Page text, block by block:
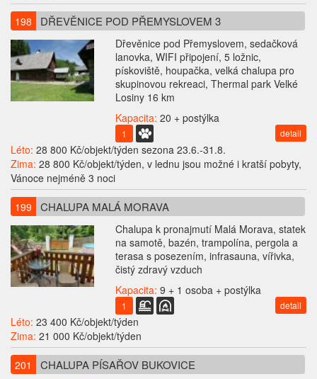
198 DŘEVĚNICE POD PŘEMYSLOVEM 3
Dřevěnice pod Přemyslovem, sedačková
lanovka, WIFI připojení, 5 ložnic,
pískoviště, houpačka, velká chalupa pro
skupinovou rekreaci, Thermal park Velké
Losiny 16 km
Kapacita: 20 + postýlka
1 detail
Léto: 28 800 Kč/objekt/týden sezona 23.6.-31.8.
Zima: 28 800 Kč/objekt/týden, v lednu jsou možné i kratší pobyty,
Vánoce nejméně 3 noci
199 CHALUPA MALÁ MORAVA
Chalupa k pronajmutí Malá Morava, statek
na samotě, bazén, trampolína, pergola a
terasa s posezením, infrasauna, vířivka,
čistý zdravý vzduch
Kapacita: 9 + 1 osoba + postýlka
1 detail
Léto: 23 400 Kč/objekt/týden
Zima: 21 000 Kč/objekt/týden
201 CHALUPA PÍSAŘOV BUKOVICE